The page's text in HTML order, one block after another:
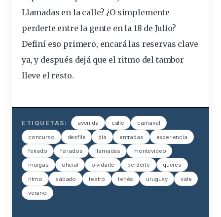
Llamadas en la calle? ¿O simplemente
perderte entre la gente en la 18 de Julio?
Definí eso primero, encará las reservas clave
ya, y después dejá que el ritmo del tambor
lleve el resto.
ETIQUETAS: avenida calle carnaval
concurso desfile día entradas experiencia
feriado feriados llamadas montevideo
murgas oficial olvidarte perderte querés
ritmo sábado teatro tenés uruguay vale
verano